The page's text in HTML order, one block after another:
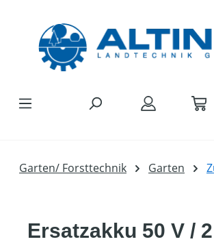
Garten/ Forsttechnik Garten
Ersatzakku 50 V /